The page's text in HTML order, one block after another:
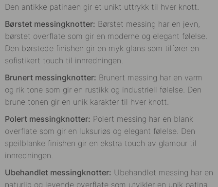
Den antikke patinaen gir et unikt uttrykk til hver knott.
Børstet messingknotter: Børstet messing har en jevn,
børstet overflate som gir en moderne og elegant følelse.
Den børstede finishen gir en myk glans som tilfører en
sofistikert touch til innredningen.
Brunert messingknotter: Brunert messing har en varm
og rik tone som gir en rustikk og industriell følelse. Den
brune tonen gir en unik karakter til hver knott.
Polert messingknotter: Polert messing har en blank
overflate som gir en luksuriøs og elegant følelse. Den
speilblanke finishen gir en ekstra touch av glamour til
innredningen.
Ubehandlet messingknotter: Ubehandlet messing har en
naturlig og levende overflate som utvikler en unik patina